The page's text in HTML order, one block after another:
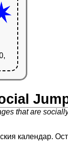
that are
календар.